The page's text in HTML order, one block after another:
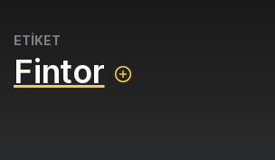
ETİKET
Fintor